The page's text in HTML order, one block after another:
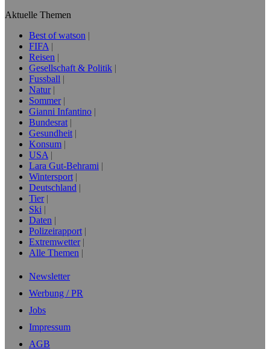
Aktuelle Themen
Best of watson
FIFA
Reisen
Gesellschaft & Politik
Fussball
Natur
Sommer
Gianni Infantino
Bundesrat
Gesundheit
Konsum
USA
Lara Gut-Behrami
Wintersport
Deutschland
Tier
Ski
Daten
Polizeirapport
Extremwetter
Alle Themen
Newsletter
Werbung / PR
Jobs
Impressum
AGB